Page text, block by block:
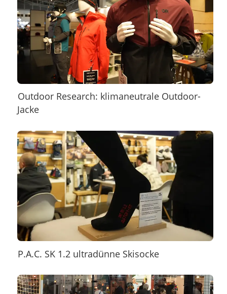
Outdoor Research: klimaneutrale Outdoor-
Jacke
P.A.C. SK 1.2 ultradünne Skisocke